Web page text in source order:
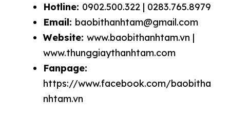
Hotline: 0902.500.322 | 0283.765.8979
Email: baobithanhtam@gmail.com
Website: www.baobithanhtam.vn |
www.thunggiaythanhtam.com
Fanpage:
https://www.facebook.com/baobitha
nhtam.vn